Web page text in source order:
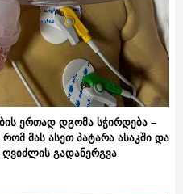
ერთად დგომა სჭირდება –
რომ მას ასეთ პატარა ასაკში და
გადანერგვა